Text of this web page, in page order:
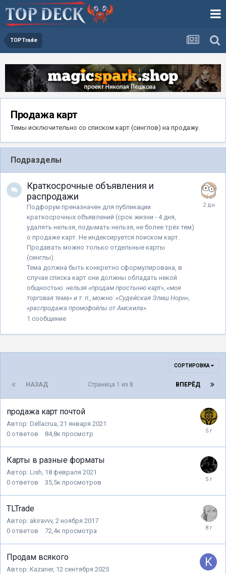
TOPTrade
Продажа карт
Темы исключительно со списком карт (синглов) на продажу.
Подразделы
Краткосрочные объявления и
распродажи
Подфорум преназначен для публикации
краткосрочных объявлений (срок жизни - 4 дня,
удалять нельзя, подымать нельзя, не более трёх тем)
о продаже карт. Не индексируется поиском карт.
Продавать можно только отдельные карты
(синглы).
Тема должна быть конкретно сформулирована, в
случае списка карт они должны обладать некой
общностью: нельзя «продам простыню карт», «моя
торговая тема» и т. п., можно: «Судейская Элиш Норн»,
«распродажа промофойлы от Амскила».
1 сообщение
СОРТИРОВКА
НАЗАД ВПЕРЁД
Страница 1 из 8
продажа карт почтой
Автор: Dellacrua, 21 января 2021
0 ответов 84,8к просмотр
Карты в разные форматы
Автор: Lish, 18 февраля 2021
0 ответов 35,5к просмотров
TLTrade
Автор: akiravvv, 2 ноября 2017
0 ответов 72,4к просмотра
Продам всякого
Автор: Kazaner, 12 сентября 2025